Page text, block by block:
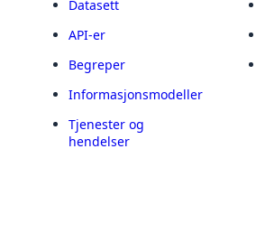
Datasett
API-er
Begreper
Informasjonsmodeller
Tjenester og
hendelser